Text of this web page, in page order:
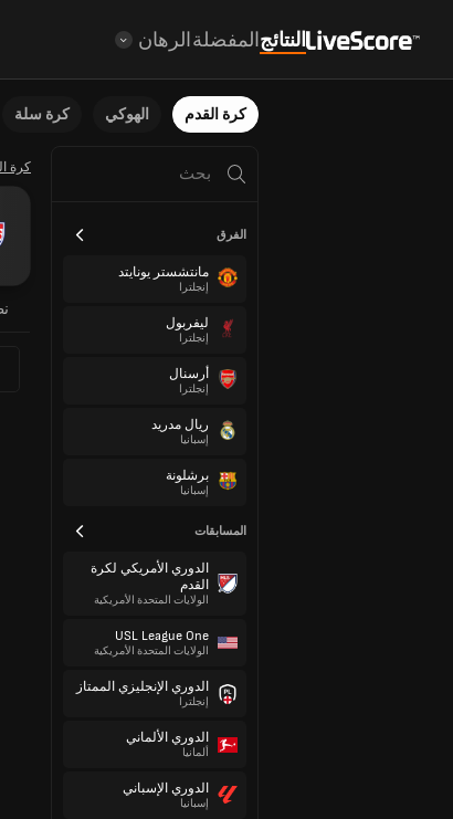
النتائجالمفضلةالرهان
كرة القدم الهوكي كرة سلة
الفرق
مانتشستر يونايتد
إنجلترا
ليفربول
إنجلترا
أرسنال
إنجلترا
ريال مدريد
إسبانيا
برشلونة
إسبانيا
المسابقات
الدوري الأمريكي لكرة
القدم
الولايات المتحدة الأمريكية
USL League One
الولايات المتحدة الأمريكية
الدوري الإنجليزي الممتاز
إنجلترا
الدوري الألماني
ألمانيا
الدوري الإسباني
إسبانيا
كرة